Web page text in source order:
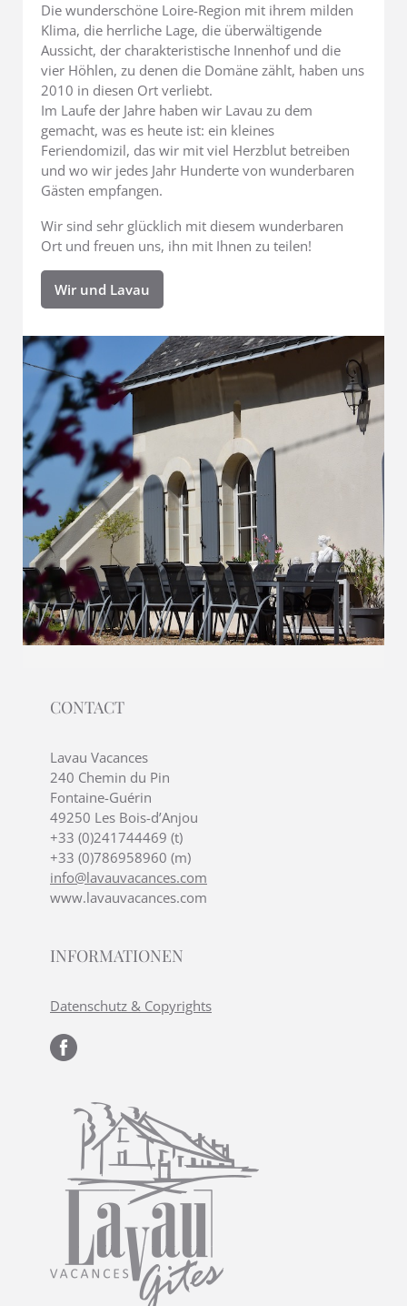
Die wunderschöne Loire-Region mit ihrem milden
Klima, die herrliche Lage, die überwältigende
Aussicht, der charakteristische Innenhof und die
vier Höhlen, zu denen die Domäne zählt, haben uns
2010 in diesen Ort verliebt.
Im Laufe der Jahre haben wir Lavau zu dem
gemacht, was es heute ist: ein kleines
Feriendomizil, das wir mit viel Herzblut betreiben
und wo wir jedes Jahr Hunderte von wunderbaren
Gästen empfangen.
Wir sind sehr glücklich mit diesem wunderbaren
Ort und freuen uns, ihn mit Ihnen zu teilen!
Wir und Lavau
CONTACT
Lavau Vacances
240 Chemin du Pin
Fontaine-Guérin
49250 Les Bois-d’Anjou
+33 (0)241744469 (t)
+33 (0)786958960 (m)
info@lavauvacances.com
www.lavauvacances.com
INFORMATIONEN
Datenschutz & Copyrights